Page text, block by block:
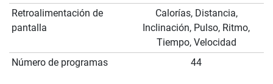
Retroalimentación de
pantalla
Calorías, Distancia,
Inclinación, Pulso, Ritmo,
Tiempo, Velocidad
Número de programas
44